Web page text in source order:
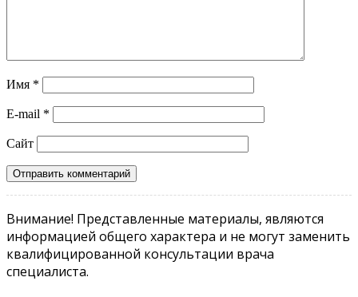
Имя *
E-mail *
Сайт
Внимание! Представленные материалы, являются
информацией общего характера и не могут заменить
квалифицированной консультации врача
специалиста.